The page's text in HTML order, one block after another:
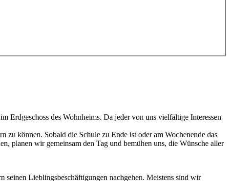
Erdgeschoss des Wohnheims. Da jeder von uns vielfältige Interessen
können. Sobald die Schule zu Ende ist oder am Wochenende das
planen wir gemeinsam den Tag und bemühen uns, die Wünsche aller
seinen Lieblingsbeschäftigungen nachgehen. Meistens sind wir